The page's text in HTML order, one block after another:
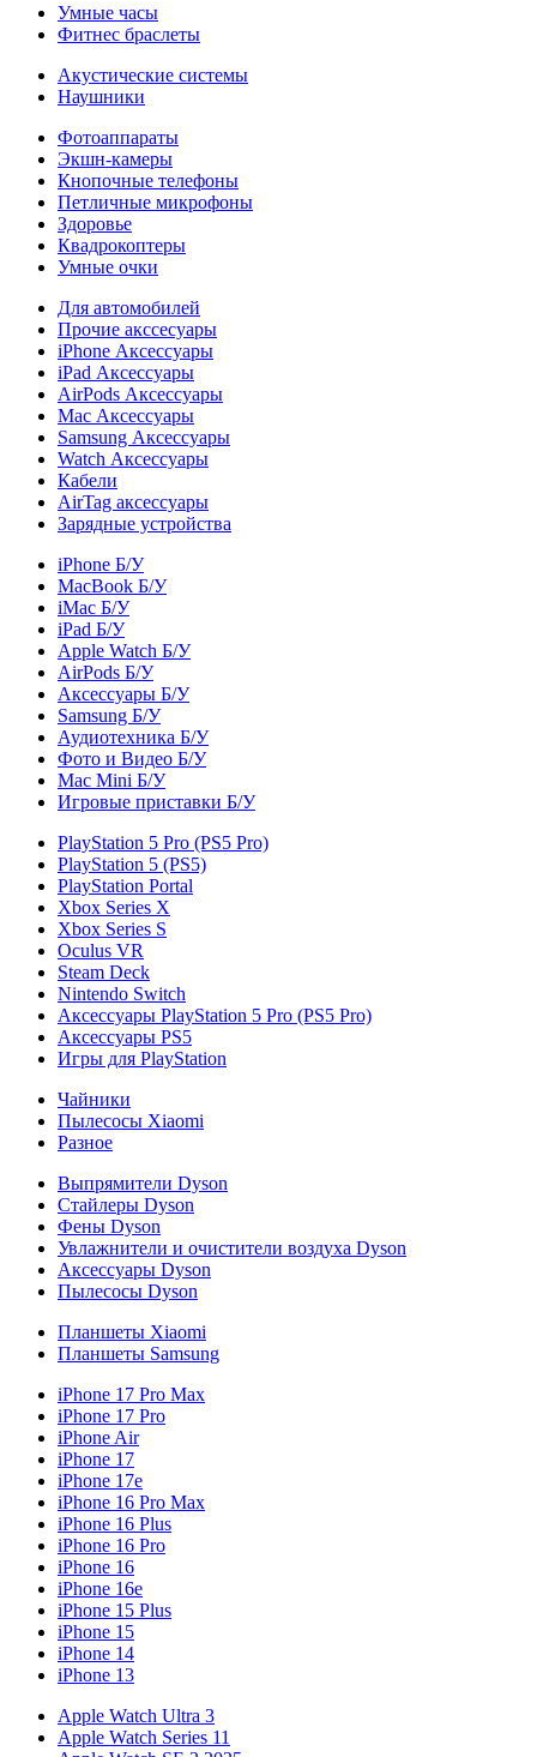
Умные часы
Фитнес браслеты
Акустические системы
Наушники
Фотоаппараты
Экшн-камеры
Кнопочные телефоны
Петличные микрофоны
Здоровье
Квадрокоптеры
Умные очки
Для автомобилей
Прочие акссесуары
iPhone Аксессуары
iPad Аксессуары
AirPods Аксессуары
Mac Аксессуары
Samsung Аксессуары
Watch Аксессуары
Кабели
AirTag аксессуары
Зарядные устройства
iPhone Б/У
MacBook Б/У
iMac Б/У
iPad Б/У
Apple Watch Б/У
AirPods Б/У
Аксессуары Б/У
Samsung Б/У
Аудиотехника Б/У
Фото и Видео Б/У
Mac Mini Б/У
Игровые приставки Б/У
PlayStation 5 Pro (PS5 Pro)
PlayStation 5 (PS5)
PlayStation Portal
Xbox Series X
Xbox Series S
Oculus VR
Steam Deck
Nintendo Switch
Аксессуары PlayStation 5 Pro (PS5 Pro)
Аксессуары PS5
Игры для PlayStation
Чайники
Пылесосы Xiaomi
Разное
Выпрямители Dyson
Стайлеры Dyson
Фены Dyson
Увлажнители и очистители воздуха Dyson
Аксессуары Dyson
Пылесосы Dyson
Планшеты Xiaomi
Планшеты Samsung
iPhone 17 Pro Max
iPhone 17 Pro
iPhone Air
iPhone 17
iPhone 17e
iPhone 16 Pro Max
iPhone 16 Plus
iPhone 16 Pro
iPhone 16
iPhone 16e
iPhone 15 Plus
iPhone 15
iPhone 14
iPhone 13
Apple Watch Ultra 3
Apple Watch Series 11